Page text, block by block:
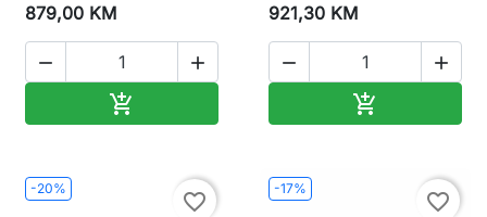
879,00 KM
 

921,30 KM
 

-20%
favorite_border
-17%
favorite_border